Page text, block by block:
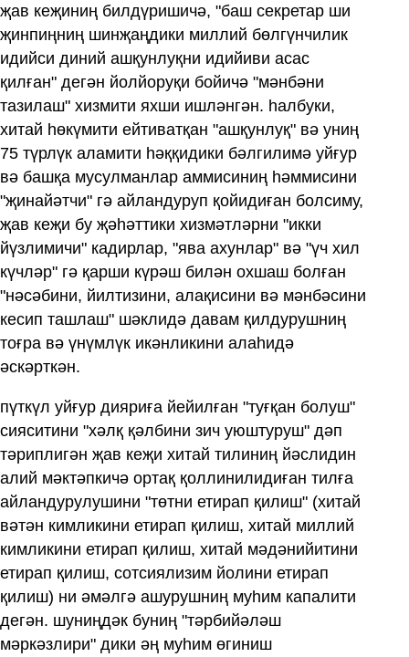
җав кеҗиниң билдүришичә, "баш секретар ши
җинпиңниң шинҗаңдики миллий бөлгүнчилик
идийси диний ашқунлуқни идийиви асас
қилған" дегән йолйоруқи бойичә "мәнбәни
тазилаш" хизмити яхши ишләнгән. һалбуки,
хитай һөкүмити ейтиватқан "ашқунлуқ" вә униң
75 түрлүк аламити һәққидики бәлгилимә уйғур
вә башқа мусулманлар аммисиниң һәммисини
"җинайәтчи" гә айландуруп қойидиған болсиму,
җав кеҗи бу җәһәттики хизмәтләрни "икки
йүзлимичи" кадирлар, "ява ахунлар" вә "үч хил
күчләр" гә қарши күрәш билән охшаш болған
"нәсәбини, йилтизини, алақисини вә мәнбәсини
кесип ташлаш" шәклидә давам қилдурушниң
тоғра вә үнүмлүк икәнликини алаһидә
әскәрткән.
пүткүл уйғур дияриға йейилған "туғқан болуш"
сияситини "хәлқ қәлбини зич уюштуруш" дәп
тәриплигән җав кеҗи хитай тилиниң йәслидин
алий мәктәпкичә ортақ қоллинилидиған тилға
айландурулушини "төтни етирап қилиш" (хитай
вәтән кимликини етирап қилиш, хитай миллий
кимликини етирап қилиш, хитай мәдәнийитини
етирап қилиш, сотсиялизим йолини етирап
қилиш) ни әмәлгә ашурушниң муһим капалити
дегән. шуниңдәк буниң "тәрбийәләш
мәркәзлири" дики әң муһим өгиниш